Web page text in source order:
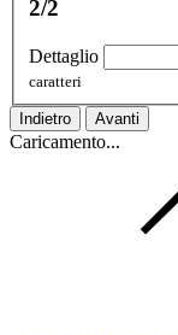
2/2
Dettaglio
caratteri
Indietro Avanti
Caricamento...